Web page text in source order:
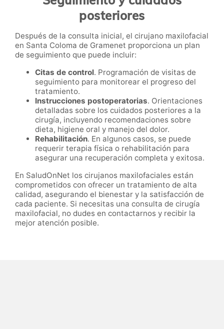
posteriores
Después de la consulta inicial, el cirujano maxilofacial
en Santa Coloma de Gramenet proporciona un plan
de seguimiento que puede incluir:
Citas de control. Programación de visitas de
seguimiento para monitorear el progreso del
tratamiento.
Instrucciones postoperatorias. Orientaciones
detalladas sobre los cuidados posteriores a la
cirugía, incluyendo recomendaciones sobre
dieta, higiene oral y manejo del dolor.
Rehabilitación. En algunos casos, se puede
requerir terapia física o rehabilitación para
asegurar una recuperación completa y exitosa.
En SaludOnNet los cirujanos maxilofaciales están
comprometidos con ofrecer un tratamiento de alta
calidad, asegurando el bienestar y la satisfacción de
cada paciente. Si necesitas una consulta de cirugía
maxilofacial, no dudes en contactarnos y recibir la
mejor atención posible.